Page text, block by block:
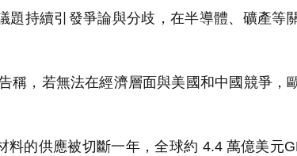
持續引發爭論與分歧，在半導體、礦產等
稱，若無法在經濟層面與美國和中國競爭，
的供應被切斷一年，全球約 4.4 萬億美元